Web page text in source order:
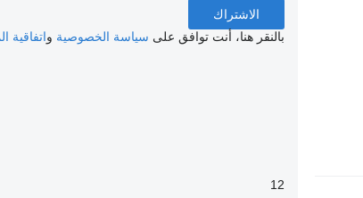
الاشتراك
بالنقر هنا، أنت توافق على سياسة الخصوصية واتفاقية
12